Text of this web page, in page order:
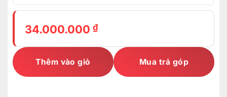
34.000.000 ₫
Thêm vào giỏ Mua trả góp